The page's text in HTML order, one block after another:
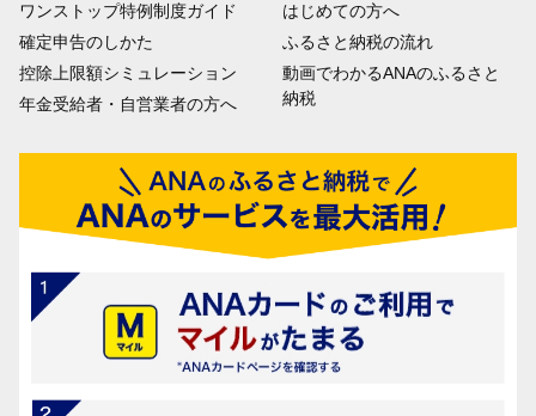
ワンストップ特例制度ガイド
確定申告のしかた
控除上限額シミュレーション
年金受給者・自営業者の方へ
はじめての方へ
ふるさと納税の流れ
動画でわかるANAのふるさと
納税